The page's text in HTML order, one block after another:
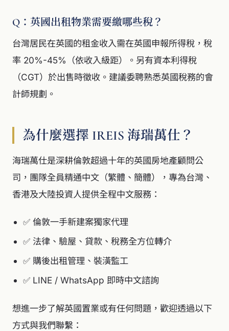
Q：英國出租物業需要繳哪些稅？
台灣居民在英國的租金收入需在英國申報所得稅，稅
率 20%-45%（依收入級距）。另有資本利得稅
（CGT）於出售時徵收。建議委聘熟悉英國稅務的會
計師規劃。
為什麼選擇 IREIS 海瑞萬仕？
海瑞萬仕是深耕倫敦超過十年的英國房地產顧問公
司，團隊全員精通中文（繁體、簡體），專為台灣、
香港及大陸投資人提供全程中文服務：
✅ 倫敦一手新建案獨家代理
✅ 法律、驗屋、貸款、稅務全方位轉介
✅ 購後出租管理、裝潢監工
✅ LINE / WhatsApp 即時中文諮詢
想進一步了解英國置業或有任何問題，歡迎透過以下
方式與我們聯繫：